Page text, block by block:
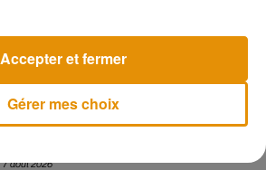
7 août 2026
Gérer mes choix
Accepter et fermer